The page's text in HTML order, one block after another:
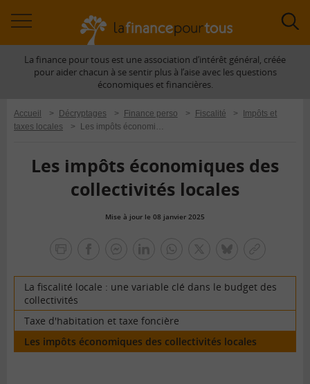
àLa finance pour tous est une association d’intérêt général, créée
pour aider chacun à se sentir plus à l’aise avec les questions
économiques et financières.
Accueil > Décryptages > Finance perso > Fiscalité >
Impôts et
taxes locales
> Les impôts économiques des collectivités locales
Les impôts économiques des
collectivités locales
Mise à jour le 08 janvier 2025
tous
lien
La fiscalité locale : une variable clé dans le budget des
collectivités
Taxe d'habitation et taxe foncière
Les impôts économiques des collectivités locales